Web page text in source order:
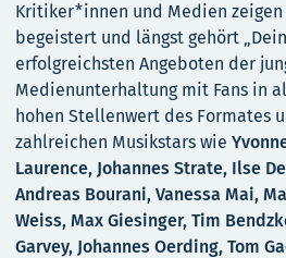
Kritiker*innen und Medien
begeistert und längst gehört
erfolgreichsten Angeboten der
Medienunterhaltung mit Fans in
hohen Stellenwert des Formates
zahlreichen Musikstars wie
Laurence, Johannes Strate, Ilse
Andreas Bourani, Vanessa Mai,
Weiss, Max Giesinger, Tim
Garvey, Johannes Oerding, Tom